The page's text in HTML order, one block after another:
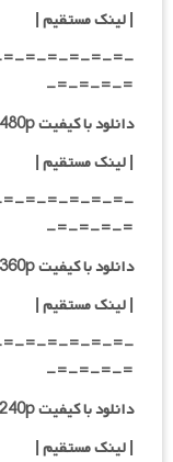
| لینک مستقیم|
=-=-=-=-=-
=-=-=-=-
دانلود با کیفیت BluRay 480p ریلیز F2M
| لینک مستقیم|
=-=-=-=-=-
=-=-=-=-
دانلود با کیفیت BluRay 360p ریلیز F2M
| لینک مستقیم|
=-=-=-=-=-
=-=-=-=-
دانلود با کیفیت BluRay 240p ریلیز F2M
| لینک مستقیم|